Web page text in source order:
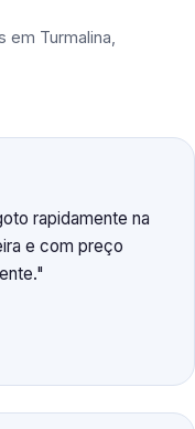
em Turmalina,
rapidamente na
e com preço